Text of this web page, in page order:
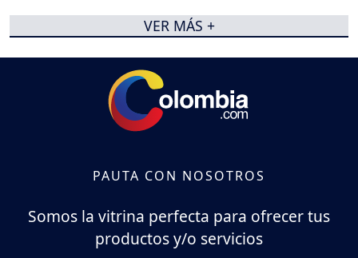
VER MÁS +
PAUTA CON NOSOTROS
Somos la vitrina perfecta para ofrecer tus
productos y/o servicios